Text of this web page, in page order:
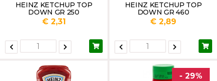
HEINZ KETCHUP TOP
DOWN GR 250
€ 2,31
HEINZ KETCHUP TOP
DOWN GR 460
€ 2,89
- 29%